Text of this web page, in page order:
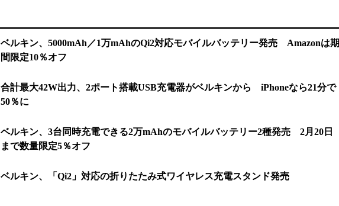
ベルキン、5000mAh／1万mAhのQi2対応モバイルバッテリー発売 Amazonは期
間限定10％オフ
合計最大42W出力、2ポート搭載USB充電器がベルキンから iPhoneなら21分で
50％に
ベルキン、3台同時充電できる2万mAhのモバイルバッテリー2種発売 2月20日
まで数量限定5％オフ
ベルキン、「Qi2」対応の折りたたみ式ワイヤレス充電スタンド発売